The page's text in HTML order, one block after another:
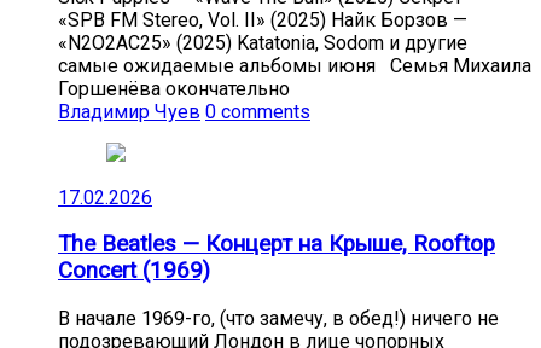
«SPB FM Stereo, Vol. II» (2025) Найк Борзов —
«N2O2AC25» (2025) Katatonia, Sodom и другие
самые ожидаемые альбомы июня Семья Михаила
Горшенёва окончательно
Владимир Чуев 0 comments
17.02.2026
The Beatles — Концерт на Крыше, Rooftop
Concert (1969)
В начале 1969-го, (что замечу, в обед!) ничего не
подозревающий Лондон в лице чопорных